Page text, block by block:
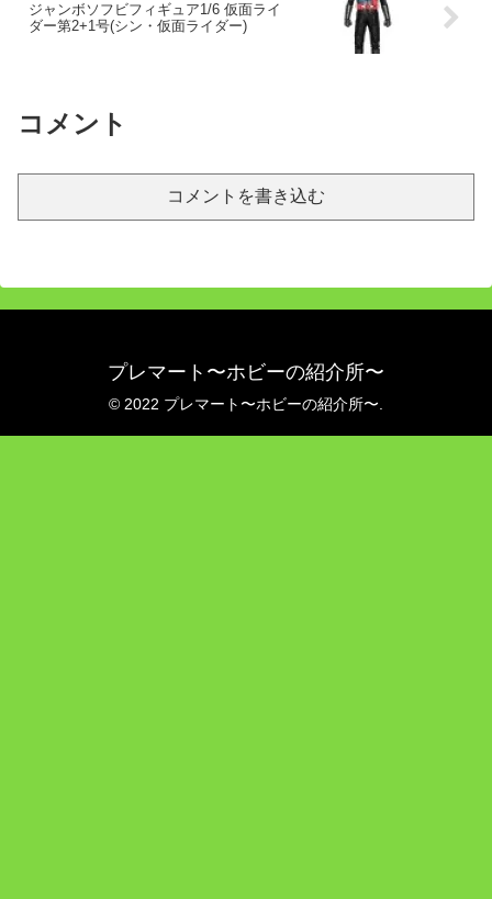
ジャンボソフビフィギュア1/6 仮面ライ
ダー第2+1号(シン・仮面ライダー)
コメント
コメントを書き込む
プレマート〜ホビーの紹介所〜
© 2022 プレマート〜ホビーの紹介所〜.